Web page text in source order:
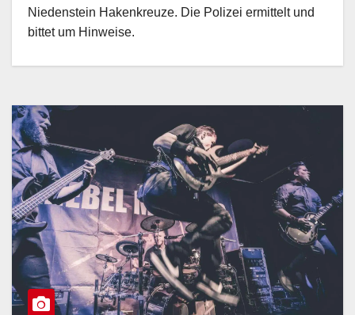
Niedenstein Hakenkreuze. Die Polizei ermittelt und
bittet um Hinweise.